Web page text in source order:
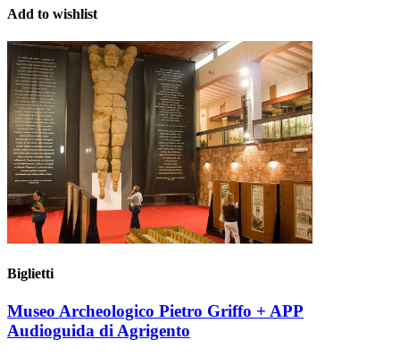
Add to wishlist
Biglietti
Museo Archeologico Pietro Griffo + APP
Audioguida di Agrigento